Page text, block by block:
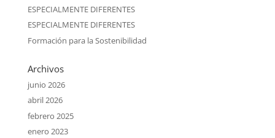
ESPECIALMENTE DIFERENTES
ESPECIALMENTE DIFERENTES
Formación para la Sostenibilidad
Archivos
junio 2026
abril 2026
febrero 2025
enero 2023